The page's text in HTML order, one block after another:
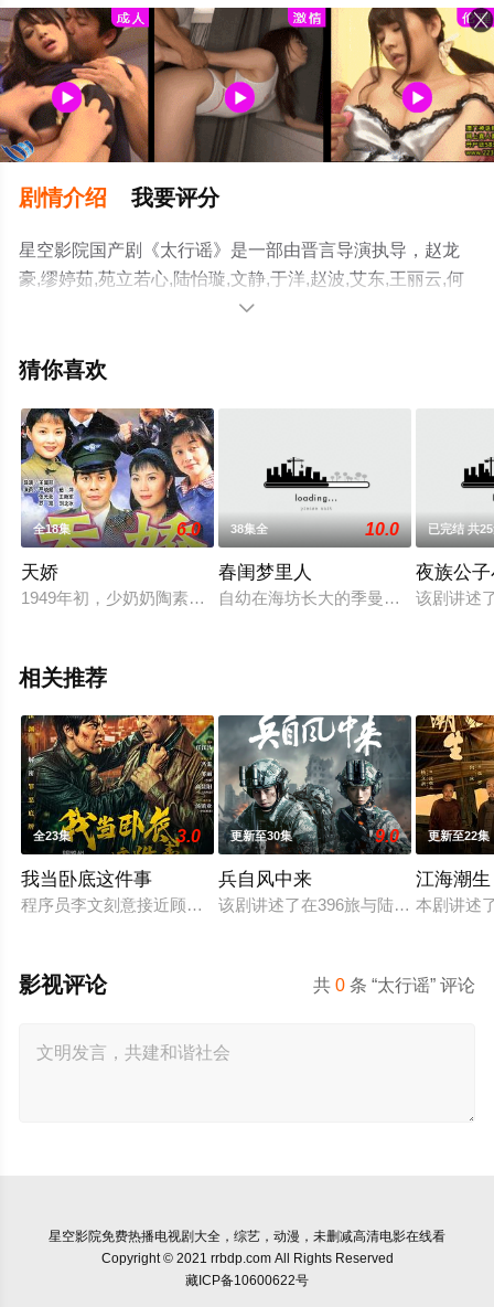
剧情介绍 我要评分
星空影院国产剧《太行谣》是一部由晋言导演执导，赵龙
豪,缪婷茹,苑立若心,陆怡璇,文静,于洋,赵波,艾东,王丽云,何
达,郭秋成,曾肖龙,张永健,魏大鸣,张哲人等明星精彩演绎的
看高清无删减完整版电视剧全集就上星空电影网，更多相
解。

猜你喜欢
全18集 6.0
天娇
1949年初，少奶奶陶素兰（严晓频 饰）撇下年幼的双胞胎女儿
38集全 10.0
春闺梦里人
自幼在海坊长大的季曼，本是无忧少
已完结 共
夜族公
该剧讲述
相关推荐
全23集 3.0
我当卧底这件事
程序员李文刻意接近顾婷，利用顾炎女儿奴的属性，请求老炮
更新至30集 9.0
兵自风中来
该剧讲述了在396旅与陆军步兵学院
更新至22集
江海潮生
本剧讲述
共0 条 “太行谣” 评论
影视评论
星空影院免费热播电视剧大全，综艺，动漫，未删减高清电影在线看
Copyright © 2021 rrbdp.com All Rights Reserved
藏ICP备10600622号